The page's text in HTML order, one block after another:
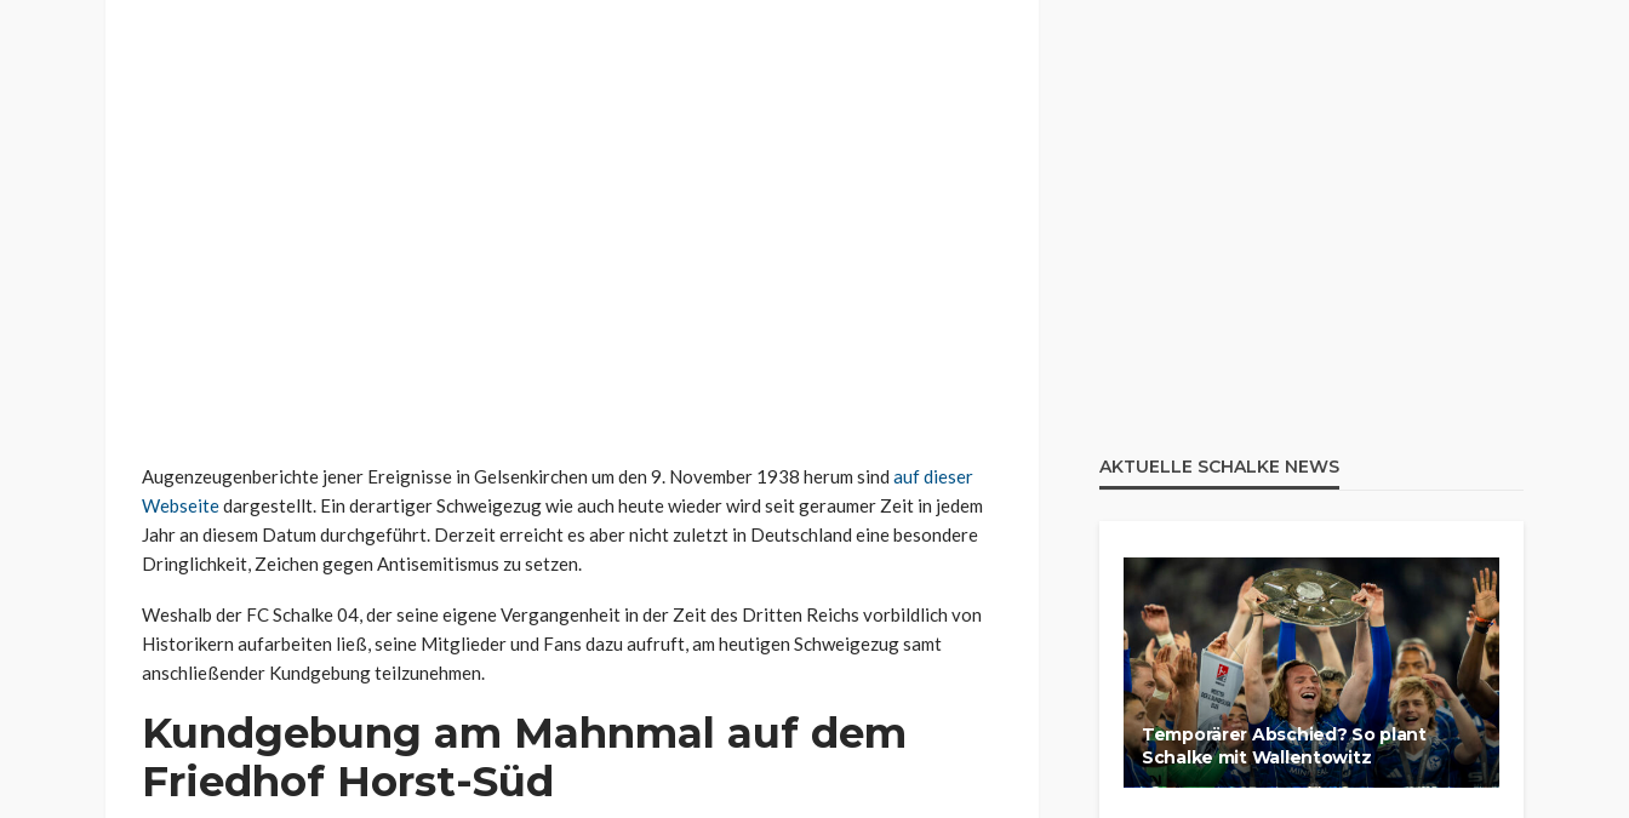
Augenzeugenberichte jener Ereignisse in Gelsenkirchen um den 9. November 1938 herum sind auf dieser
Webseitedargestellt. Ein derartiger Schweigezug wie auch heute wieder wird seit geraumer Zeit in jedem
Jahr an diesem Datum durchgeführt. Derzeit erreicht es aber nicht zuletzt in Deutschland eine besondere
Dringlichkeit, Zeichen gegen Antisemitismus zu setzen.
Weshalb der FC Schalke 04, der seine eigene Vergangenheit in der Zeit des Dritten Reichs vorbildlich von
Historikern aufarbeiten ließ, seine Mitglieder und Fans dazu aufruft, am heutigen Schweigezug samt
anschließender Kundgebung teilzunehmen.
Kundgebung am Mahnmal auf dem
Friedhof Horst-Süd
AKTUELLE SCHALKE NEWS
Temporärer Abschied? So plant
Schalke mit Wallentowitz